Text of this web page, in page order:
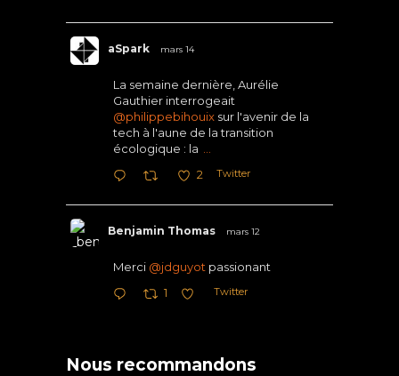
aSpark mars 14
La semaine dernière, Aurélie
Gauthier interrogeait
@philippebihouix sur l'avenir de la
tech à l'aune de la transition
écologique : la
2 Twitter
Benjamin Thomas mars 12
Merci @jdguyot passionant
1 Twitter
Nous recommandons